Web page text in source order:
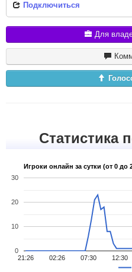
Подключиться
Для
Статистика
Игроки онлайн за сутки (от 0 до
21:26 02:26 07:30 12:30
0
10
20
30